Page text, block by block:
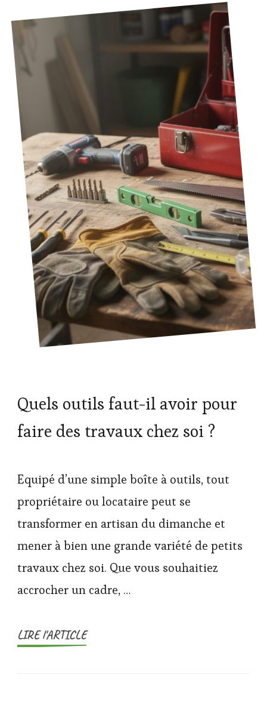
Quels outils faut-il avoir pour
faire des travaux chez soi ?
Equipé d’une simple boîte à outils, tout
propriétaire ou locataire peut se
transformer en artisan du dimanche et
mener à bien une grande variété de petits
travaux chez soi. Que vous souhaitiez
accrocher un cadre, …
LIRE l'ARTICLE